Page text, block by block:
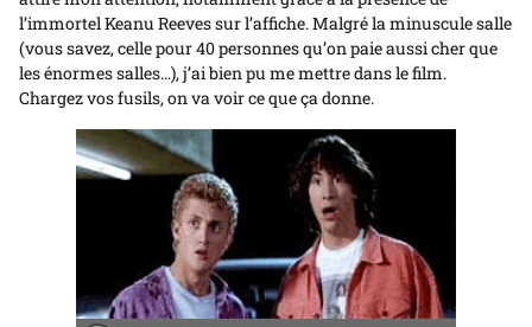
l’immortel Keanu Reeves sur l’affiche. Malgré la minuscule salle
(vous savez, celle pour 40 personnes qu’on paie aussi cher que
les énormes salles…), j’ai bien pu me mettre dans le film.
Chargez vos fusils, on va voir ce que ça donne.